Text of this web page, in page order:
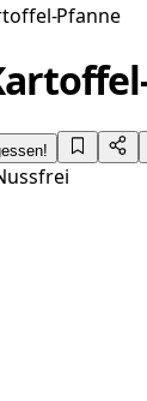
Pfanne